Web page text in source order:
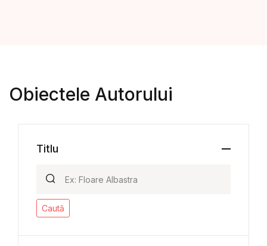
Obiectele Autorului
Titlu
Caută